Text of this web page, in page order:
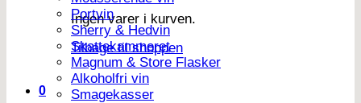
Ingen varer i kurven.
Tilbage til shoppen
0
Portvin
Sherry & Hedvin
Skattekammeret
Magnum & Store Flasker
Alkoholfri vin
Smagekasser